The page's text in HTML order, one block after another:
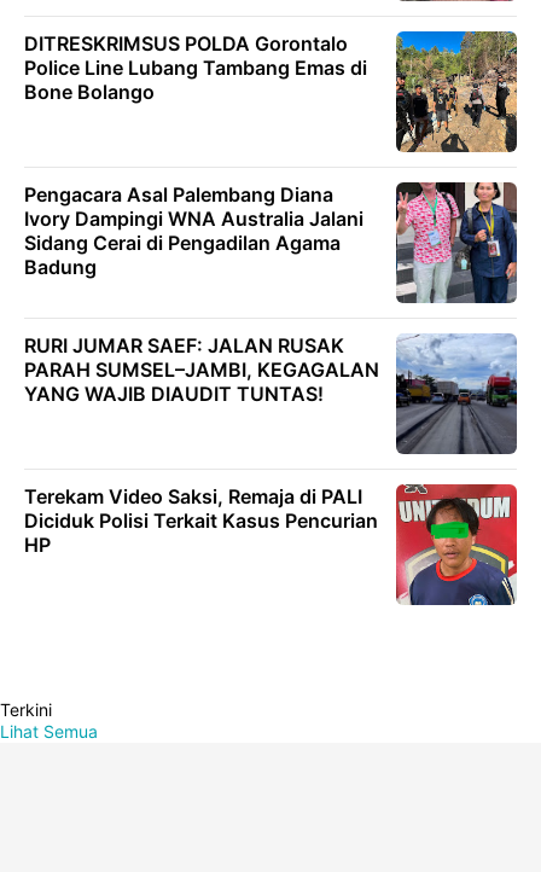
DITRESKRIMSUS POLDA Gorontalo
Police Line Lubang Tambang Emas di
Bone Bolango
Pengacara Asal Palembang Diana
Ivory Dampingi WNA Australia Jalani
Sidang Cerai di Pengadilan Agama
Badung
RURI JUMAR SAEF: JALAN RUSAK
PARAH SUMSEL–JAMBI, KEGAGALAN
YANG WAJIB DIAUDIT TUNTAS!
Terekam Video Saksi, Remaja di PALI
Diciduk Polisi Terkait Kasus Pencurian
HP
Terkini
Lihat Semua